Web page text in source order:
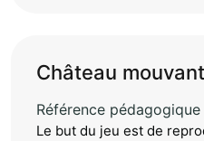
Château mouvant
Référence pédagogique
Le but du jeu est de